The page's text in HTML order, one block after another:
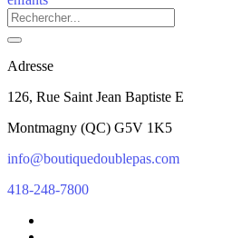
Adresse
126, Rue Saint Jean Baptiste E
Montmagny (QC) G5V 1K5
info@boutiquedoublepas.com
418-248-7800